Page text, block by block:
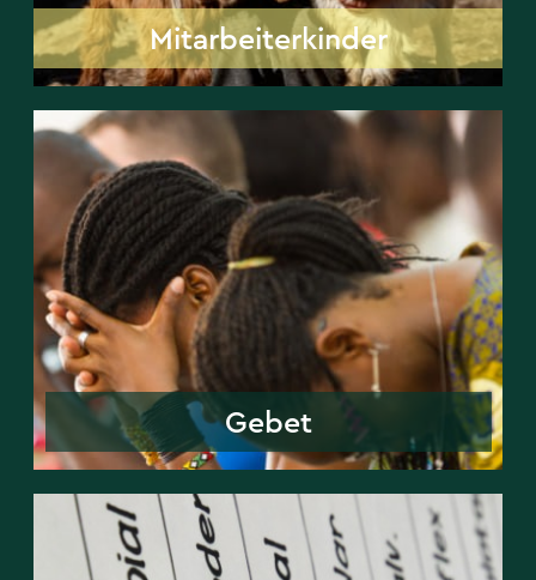
Mitarbeiterkinder
Gebet
Gebet